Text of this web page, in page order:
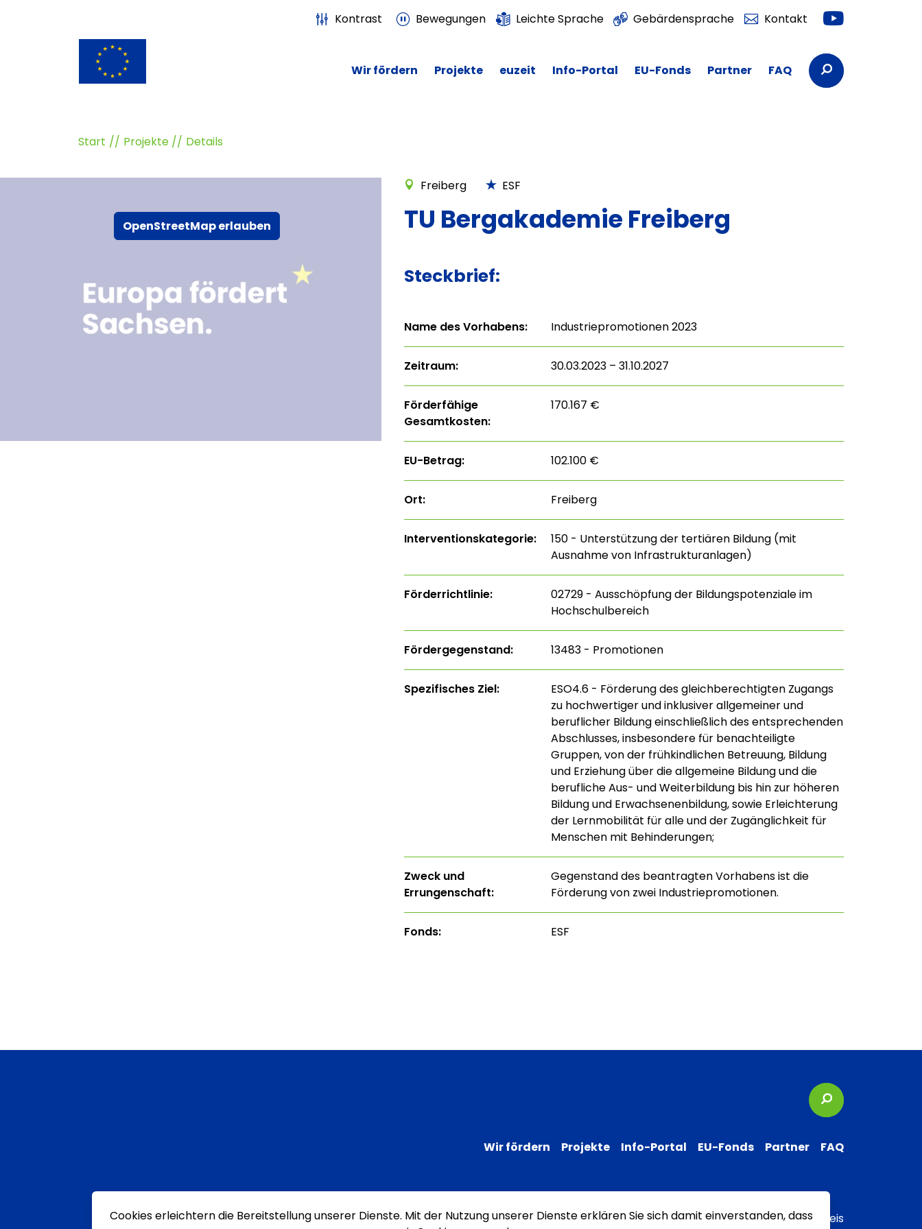
Kontrast Bewegungen Leichte Sprache Gebärdensprache Kontakt Youtube
Wir fördern Projekte euzeit Info-Portal EU-Fonds Partner FAQ Suchbegriffe
Start Projekte Details
OpenStreetMap erlauben
Freiberg ESF
TU Bergakademie Freiberg
Steckbrief:
Name des Vorhabens: Industriepromotionen 2023
Zeitraum: 30.03.2023 – 31.10.2027
Förderfähige
Gesamtkosten:
170.167 €
EU-Betrag: 102.100 €
Ort: Freiberg
Interventions­kategorie:
150 - Unterstützung der tertiären Bildung (mit
Ausnahme von Infrastrukturanlagen)
Förderrichtlinie:
02729 - Ausschöpfung der Bildungspotenziale im
Hochschulbereich
Fördergegenstand: 13483 - Promotionen
Spezifisches Ziel:
ESO4.6 - Förderung des gleichberechtigten Zugangs
zu hochwertiger und inklusiver allgemeiner und
beruflicher Bildung einschließlich des entsprechenden
Abschlusses, insbesondere für benachteiligte
Gruppen, von der frühkindlichen Betreuung, Bildung
und Erziehung über die allgemeine Bildung und die
berufliche Aus- und Weiterbildung bis hin zur höheren
Bildung und Erwachsenenbildung, sowie Erleichterung
der Lernmobilität für alle und der Zugänglichkeit für
Menschen mit Behinderungen;
Zweck und
Errungenschaft:
Gegenstand des beantragten Vorhabens ist die
Förderung von zwei Industriepromotionen.
Fonds: ESF
Suchbegriffe
Wir fördern Projekte Info-Portal EU-Fonds Partner FAQ
Impressum Datenschutz Erklärung zur Barrierefreiheit Transparenzhinweis
Cookies erleichtern die Bereitstellung unserer Dienste. Mit der Nutzung unserer Dienste erklären Sie sich damit einverstanden, dass